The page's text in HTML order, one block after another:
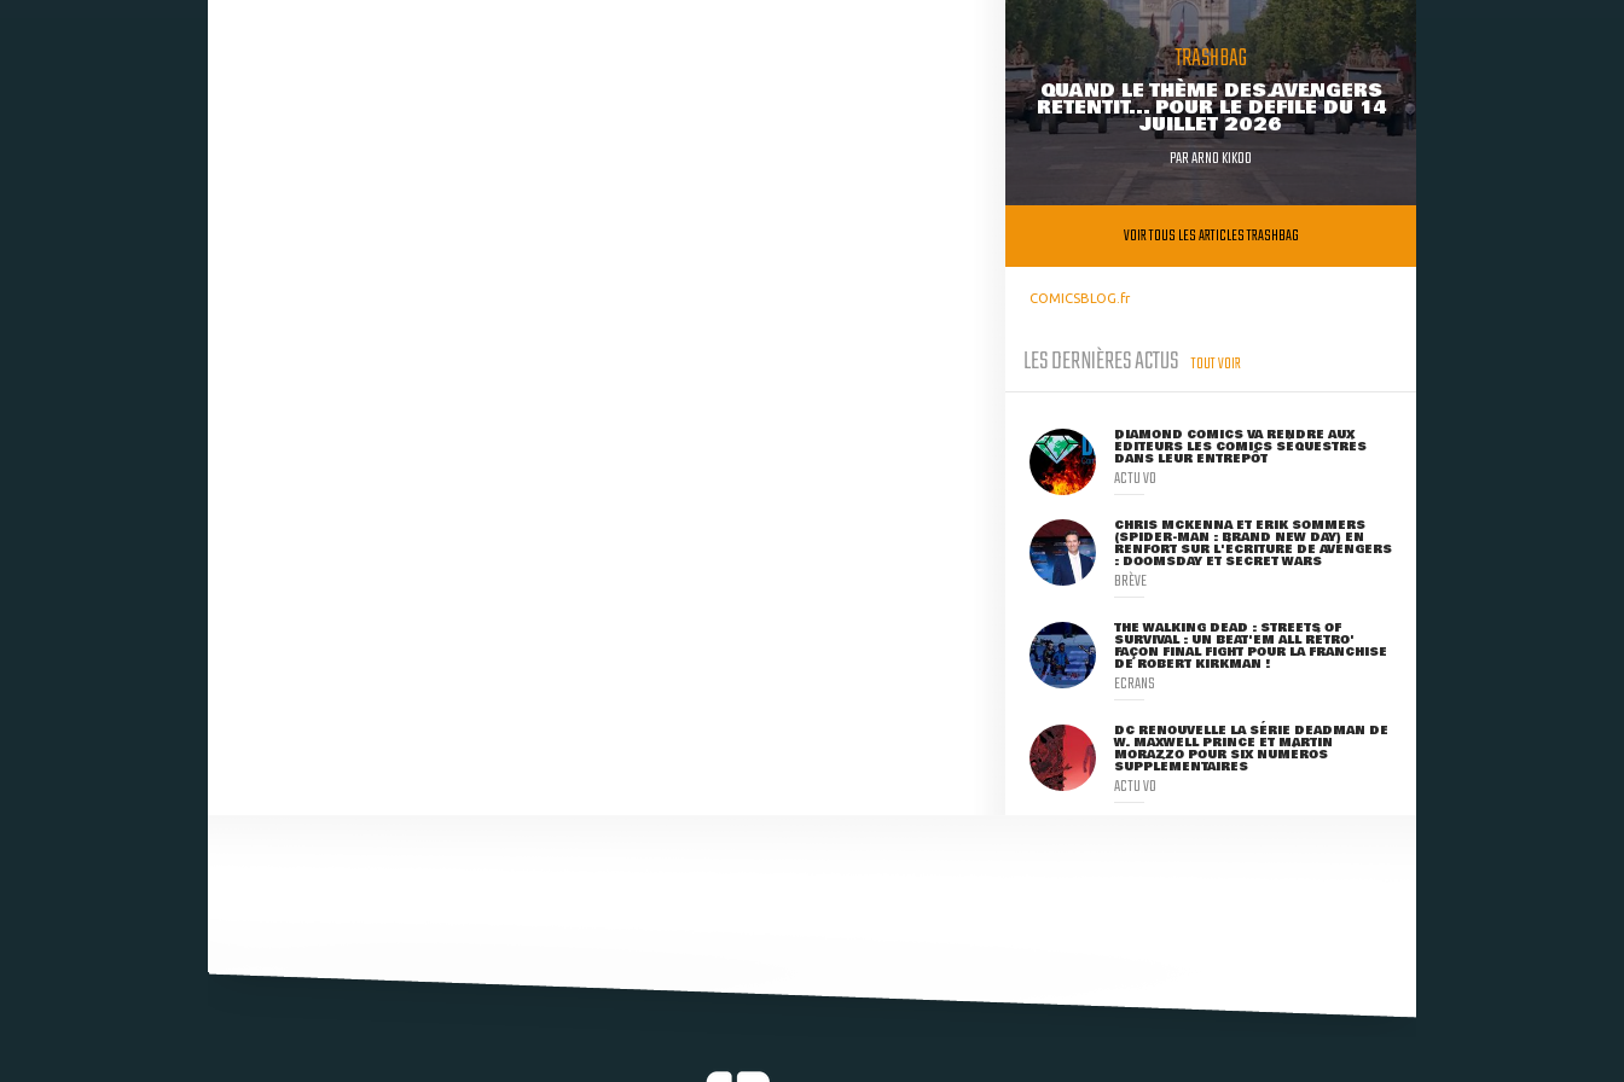
TRASHBAG
QUAND LE THÈME DES AVENGERS
RETENTIT... POUR LE DÉFILÉ DU 14
JUILLET 2026
PARARNO KIKOO
VOIR TOUS LES ARTICLES TRASHBAG
COMICSBLOG.fr
LES DERNIÈRES ACTUS TOUT VOIR
DIAMOND COMICS VA RENDRE AUX
ÉDITEURS LES COMICS SÉQUESTRÉS
DANS LEUR ENTREPÔT
ACTU VO
CHRIS MCKENNA ET ERIK SOMMERS
(SPIDER-MAN : BRAND NEW DAY) EN
RENFORT SUR L'ÉCRITURE DE AVENGERS
: DOOMSDAY ET SECRET WARS
BRÈVE
THE WALKING DEAD : STREETS OF
SURVIVAL : UN BEAT'EM ALL RÉTRO'
FAÇON FINAL FIGHT POUR LA FRANCHISE
DE ROBERT KIRKMAN !
ECRANS
DC RENOUVELLE LA SÉRIE DEADMAN DE
W. MAXWELL PRINCE ET MARTIN
MORAZZO POUR SIX NUMÉROS
SUPPLÉMENTAIRES
ACTU VO